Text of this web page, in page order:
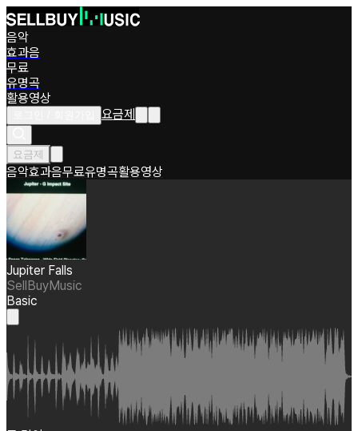
음악
효과음
무료
유명곡
활용영상
요금제
요금제
음악효과음무료유명곡활용영상
Jupiter Falls
SellBuyMusic
Basic